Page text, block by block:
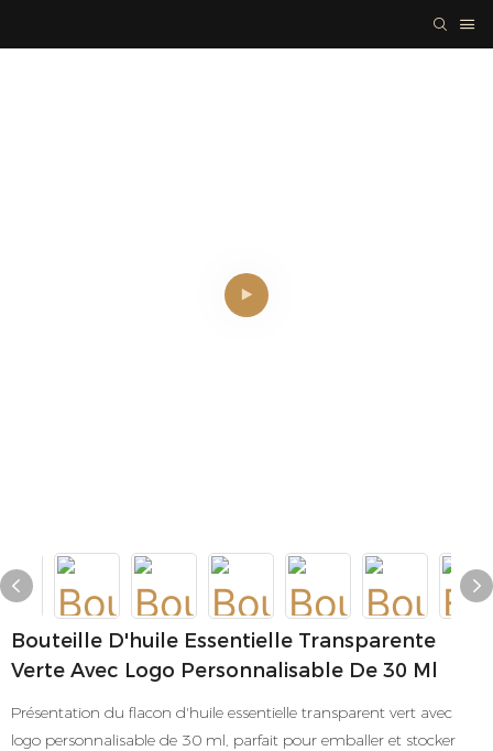
Bouteille D'huile Essentielle Transparente
Verte Avec Logo Personnalisable De 30 Ml
Présentation du flacon d'huile essentielle transparent vert avec
logo personnalisable de 30 ml, parfait pour emballer et stocker